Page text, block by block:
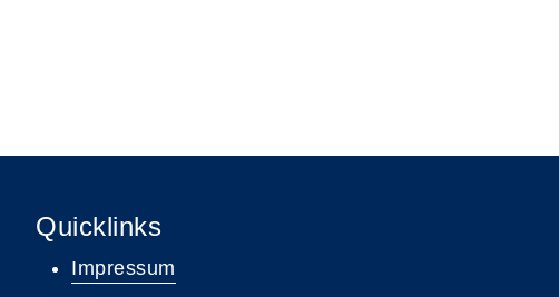
Quicklinks
Impressum